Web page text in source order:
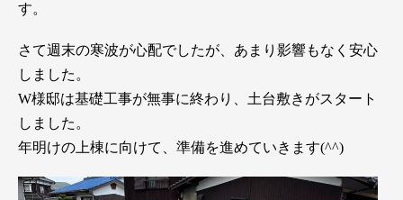
す。
さて週末の寒波が心配でしたが、あまり影響もなく安心
しました。
W様邸は基礎工事が無事に終わり、土台敷きがスタート
しました。
年明けの上棟に向けて、準備を進めていきます(^^)